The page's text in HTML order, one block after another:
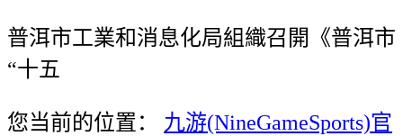
普洱市工業和消息化局組織召開《普洱市
“十五
您当前的位置： 九游(NineGameSports)官